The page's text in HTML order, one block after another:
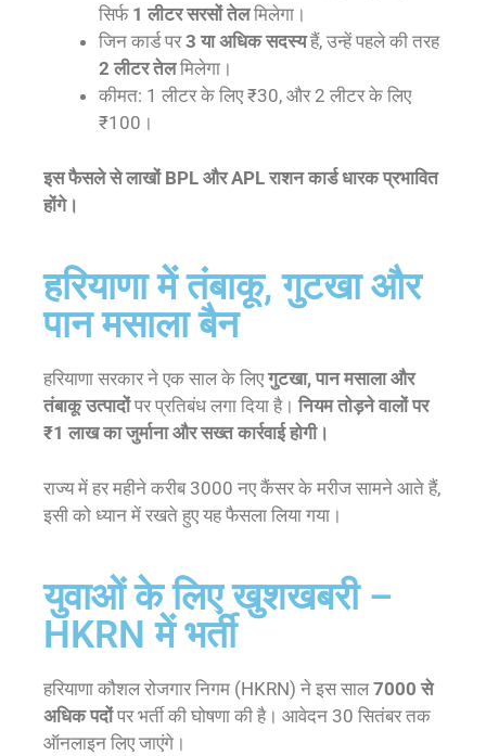
सिर्फ 1 लीटर सरसों तेलमिलेगा।
जिन कार्ड पर3 या अधिक सदस्यहैं, उन्हें पहले की तरह
2 लीटर तेलमिलेगा।
कीमत: 1 लीटर के लिए ₹30, और 2 लीटर के लिए
₹100।
इस फैसले से लाखों BPL और APL राशन कार्ड धारक प्रभावित
होंगे।
हरियाणा में तंबाकू, गुटखा और
पान मसाला बैन
हरियाणा सरकार ने एक साल के लिएगुटखा, पान मसाला और
तंबाकू उत्पादोंपर प्रतिबंध लगा दिया है। नियम तोड़ने वालों पर
₹1 लाख का जुर्माना और सख्त कार्रवाई होगी।
राज्य में हर महीने करीब 3000 नए कैंसर के मरीज सामने आते हैं,
इसी को ध्यान में रखते हुए यह फैसला लिया गया।
युवाओं के लिए खुशखबरी –
HKRN में भर्ती
हरियाणा कौशल रोजगार निगम (HKRN) ने इस साल7000 से
अधिक पदोंपर भर्ती की घोषणा की है। आवेदन 30 सितंबर तक
ऑनलाइन लिए जाएंगे।